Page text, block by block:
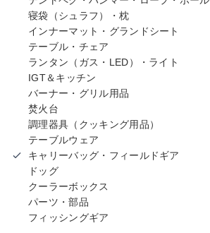
寝袋（シュラフ）・枕
インナーマット・グランドシート
テーブル・チェア
ランタン（ガス・LED）・ライト
IGT＆キッチン
バーナー・グリル用品
焚火台
調理器具（クッキング用品）
テーブルウェア
キャリーバッグ・フィールドギア
ドッグ
クーラーボックス
パーツ・部品
フィッシングギア